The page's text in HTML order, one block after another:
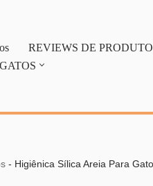
REVIEWS DE
- Higiênica Sílica Areia Para